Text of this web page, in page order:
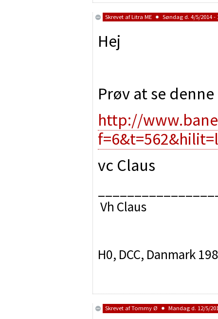
Skrevet afLitra ME Søndag d. 4/5/2014 -
Hej
Prøv at se
http://
vc Claus
Vh Claus
H0, DCC, Danmark
Skrevet afTommy Ø Mandag d. 12/5/